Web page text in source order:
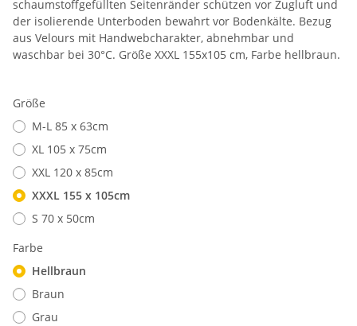
schaumstoffgefüllten Seitenränder schützen vor Zugluft und
der isolierende Unterboden bewahrt vor Bodenkälte. Bezug
aus Velours mit Handwebcharakter, abnehmbar und
waschbar bei 30°C. Größe XXXL 155x105 cm, Farbe hellbraun.
Größe
M-L 85 x 63cm
XL 105 x 75cm
XXL 120 x 85cm
XXXL 155 x 105cm
S 70 x 50cm
Farbe
Hellbraun
Braun
Grau